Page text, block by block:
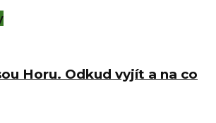
Horu. Odkud vyjít a na co